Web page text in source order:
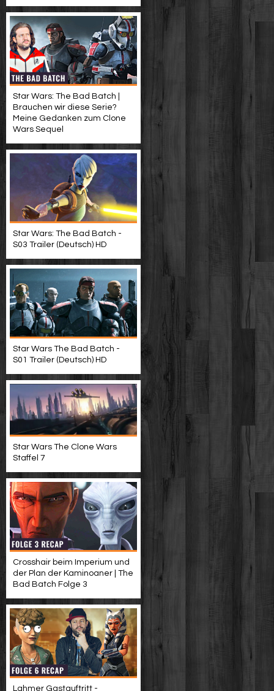
Star Wars: The Bad Batch |
Brauchen wir diese Serie?
Meine Gedanken zum Clone
Wars Sequel
Star Wars: The Bad Batch -
S03 Trailer (Deutsch) HD
Star Wars The Bad Batch -
S01 Trailer (Deutsch) HD
Star Wars The Clone Wars
Staffel 7
Crosshair beim Imperium und
der Plan der Kaminoaner | The
Bad Batch Folge 3
Lahmer Gastauftritt -